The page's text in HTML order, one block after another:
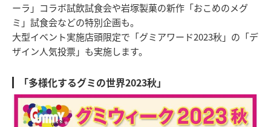
ーラ」コラボ試飲試食会や岩塚製菓の新作「おこめのメグ
ミ」試食会などの特別企画も。
大型イベント実施店頭限定で「グミアワード2023秋」の「デ
ザイン人気投票」も実施します。
「多様化するグミの世界2023秋」